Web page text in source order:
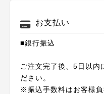
お支払い
■銀行振込
ご注文完了後、5日以内
ださい。
※振込手数料はお客様負